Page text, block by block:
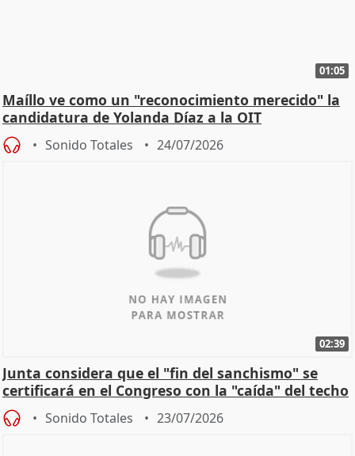
01:05
Maíllo ve como un "reconocimiento merecido" la
candidatura de Yolanda Díaz a la OIT
Sonido Totales 24/07/2026
02:39
Junta considera que el "fin del sanchismo" se
certificará en el Congreso con la "caída" del techo
de
Sonido Totales 23/07/2026